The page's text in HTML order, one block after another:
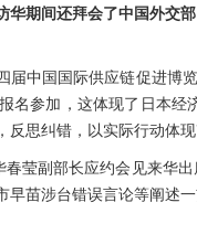
华期间还拜会了中国外交
届中国国际供应链促进博
名参加，这体现了日本
反思纠错，以实际行动体
莹副部长应约会见来华
早苗涉台错误言论等阐述